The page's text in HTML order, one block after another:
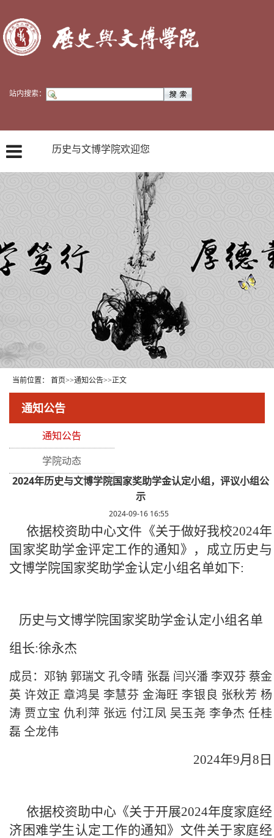
站内搜索：
历史与文博学院欢迎您
当前位置： 首页>>通知公告>>正文
通知公告
通知公告
学院动态
2024年历史与文博学院国家奖助学金认定小组，评议小组公
示
2024-09-16 16:55
依据校资助中心文件《关于做好我校2024年
国家奖助学金评定工作的通知》，成立历史与
文博学院国家奖助学金认定小组名单如下:
历史与文博学院国家奖助学金认定小组名单
组长:徐永杰
成员：邓钠 郭瑞文 孔令晴 张磊 闫兴潘 李双芬 蔡金
英 许效正 章鸿昊 李慧芬 金海旺 李银良 张秋芳 杨
涛 贾立宝 仇利萍 张远 付江凤 吴玉尧 李争杰 任桂
磊 仝龙伟
2024年9月8日
依据校资助中心《关于开展2024年度家庭经
济困难学生认定工作的通知》文件关于家庭经